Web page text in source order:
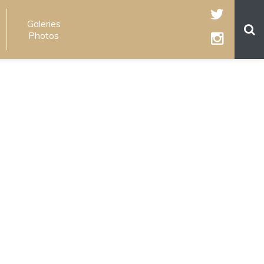
Galeries
Photos